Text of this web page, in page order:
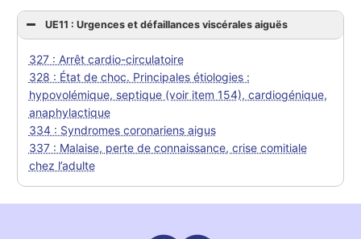
UE11 : Urgences et défaillances viscérales aiguës
327 : Arrêt cardio-circulatoire
328 : État de choc. Principales étiologies :
hypovolémique, septique (voir item 154), cardiogénique,
anaphylactique
334 : Syndromes coronariens aigus
337 : Malaise, perte de connaissance, crise comitiale
chez l’adulte